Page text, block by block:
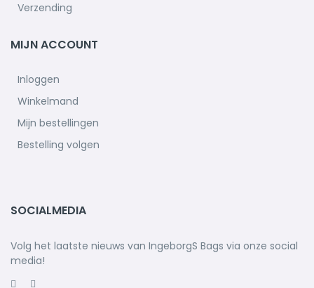
Verzending
MIJN ACCOUNT
Inloggen
Winkelmand
Mijn bestellingen
Bestelling volgen
SOCIALMEDIA
Volg het laatste nieuws van IngeborgS Bags via onze social
media!